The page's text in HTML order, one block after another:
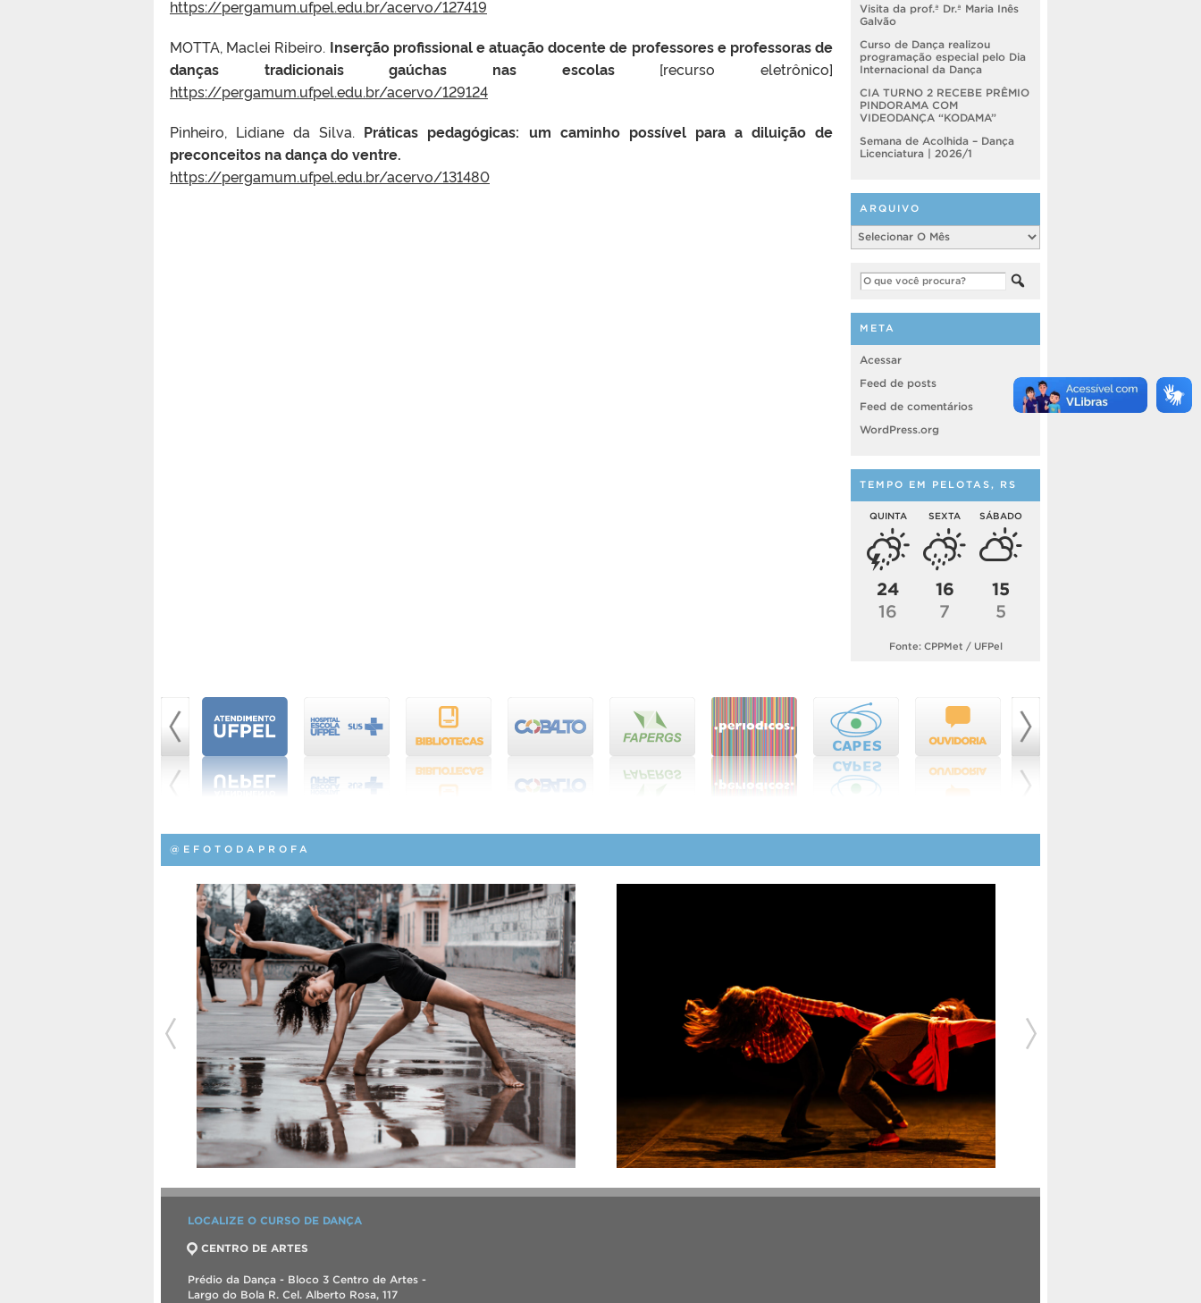
https://pergamum.ufpel.edu.br/acervo/127419
MOTTA, Maclei Ribeiro. Inserção profissional e atuação docente de professores e professoras de
danças tradicionais gaúchas nas escolas[recurso eletrônico]
https://pergamum.ufpel.edu.br/acervo/129124
Pinheiro, Lidiane da Silva. Práticas pedagógicas: um caminho possível para a diluição de
preconceitos na dança do ventre.
https://pergamum.ufpel.edu.br/acervo/131480
Visita da prof.ª Dr.ª Maria Inês
Galvão
Curso de Dança realizou
programação especial pelo Dia
Internacional da Dança
CIA TURNO 2 RECEBE PRÊMIO
PINDORAMA COM
VIDEODANÇA “KODAMA”
Semana de Acolhida – Dança
Licenciatura | 2026/1
ARQUIVO
Arquivo
META
Acessar
Feed de posts
Feed de comentários
WordPress.org
TEMPO EM PELOTAS, RS
QUINTA
24
16
SEXTA
16
7
SÁBADO
15
5
Fonte: CPPMet / UFPel
@EFOTODAPROFA
LOCALIZE O CURSO DE DANÇA
CENTRO DE ARTES
Prédio da Dança - Bloco 3 Centro de Artes -
Largo do Bola R. Cel. Alberto Rosa, 117